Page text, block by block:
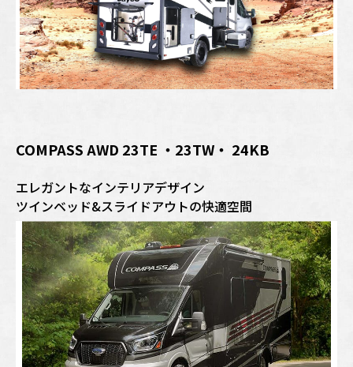
COMPASS AWD 23TE ・23TW・ 24KB
エレガントなインテリアデザイン
ツインベッド&スライドアウトの快適空間